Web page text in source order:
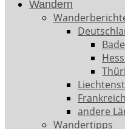
Wandern
Frankreich
andere
Wandertipps